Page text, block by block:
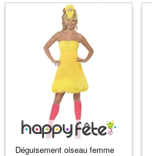
Déguisement oiseau femme